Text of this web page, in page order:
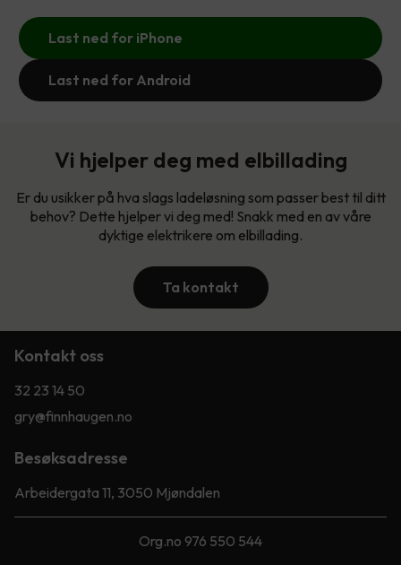
Last ned for iPhone
Last ned for Android
Vi hjelper deg med elbillading
Er du usikker på hva slags ladeløsning som passer best til ditt
behov? Dette hjelper vi deg med! Snakk med en av våre
dyktige elektrikere om elbillading.
Ta kontakt
Kontakt oss
32 23 14 50
gry@finnhaugen.no
Besøksadresse
Arbeidergata 11, 3050 Mjøndalen
Org.no 976 550 544